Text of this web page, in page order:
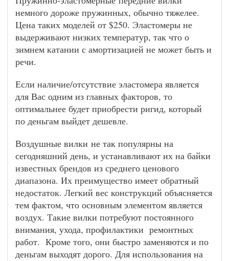
немного дороже пружинных, обычно тяжелее.
Цена таких моделей от $250. Эластомеры не
выдерживают низких температур, так что о
зимнем катании с амортизацией не может быть и
речи.
Если наличие/отсутствие эластомера является
для Вас одним из главных факторов, то
оптимальнее будет приобрести ригид, который
по деньгам выйдет дешевле.
Воздушные вилки не так популярны на
сегодняшний день, и устанавливают их на байки
известных брендов из среднего ценового
диапазона. Их преимущество имеет обратный
недостаток. Легкий вес конструкций объясняется
тем фактом, что основным элементом является
воздух. Такие вилки потребуют постоянного
внимания, ухода, профилактики ремонтных
работ. Кроме того, они быстро заменяются и по
деньгам выходят дорого. Для использования на